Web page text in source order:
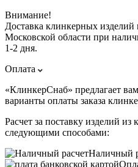
Внимание!
Доставка клинкерных
Московской области при
1-2 дня.
Оплата
«КлинкерСнаб» предлагает
варианты оплаты заказа
Расчет за поставку изделий
следующими способами:
Наличный